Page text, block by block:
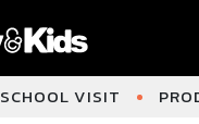
SCHOOL VISIT